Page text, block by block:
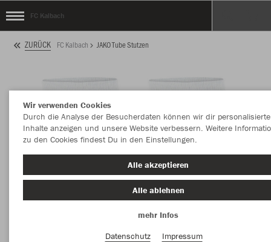
FC Kalbach
ZURÜCK FC Kalbach JAKO Tube Stutzen
Wir verwenden Cookies
Durch die Analyse der Besucherdaten können wir dir personalisierte
Inhalte anzeigen und unsere Website verbessern. Weitere
zu den Cookies findest Du in den Einstellungen.
Alle akzeptieren
Alle ablehnen
mehr Infos
Datenschutz
Impressum